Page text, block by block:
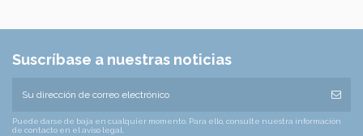
Suscríbase a nuestras noticias
Puede darse de baja en cualquier momento. Para ello, consulte nuestra información
de contacto en el aviso legal.